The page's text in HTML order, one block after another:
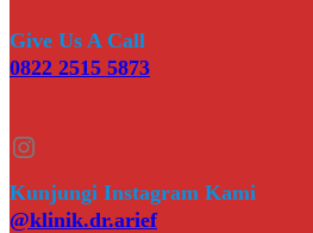
Give Us A Call
0822 2515 5873
Instagram
Kunjungi Instagram Kami
@klinik.dr.arief